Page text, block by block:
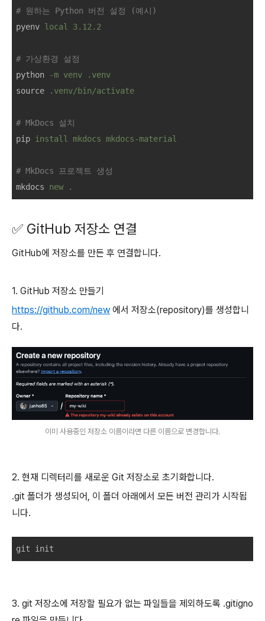
# 원하는 Python 버전 설정 (예시)
pyenv local 3.12.2
# 가상환경 설정
python
-m venv .venv
source
.venv/bin/activate
# MkDocs 설치
pip
install mkdocs mkdocs-material
# MkDocs 프로젝트 생성
mkdocs
new .
✅ GitHub 저장소 연결
GitHub에 저장소를 만든 후 연결합니다.
1. GitHub 저장소 만들기
https://github.com/new 에서 저장소(repository)를 생성합니
다.
이미 사용중인 저장소 이름이라면 다른 이름으로 변경합니다.
2. 현재 디렉터리를 새로운 Git 저장소로 초기화합니다.
.git 폴더가 생성되어, 이 폴더 아래에서 모든 버전 관리가 시작됩
니다.
git init
3. git 저장소에 저장할 필요가 없는 파일들을 제외하도록 .gitigno